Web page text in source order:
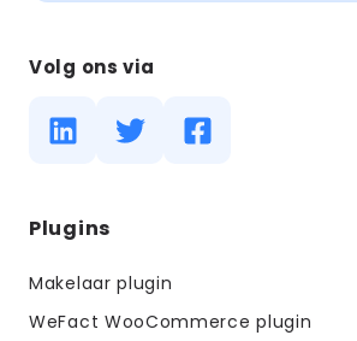
Volg ons via
Diensten
Plugins
Makelaar plugin
WeFact WooCommerce plugin